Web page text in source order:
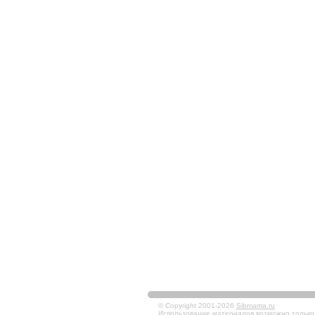
© Copyright 2001-2026 Sibmama.ru
Использование материалов возможно